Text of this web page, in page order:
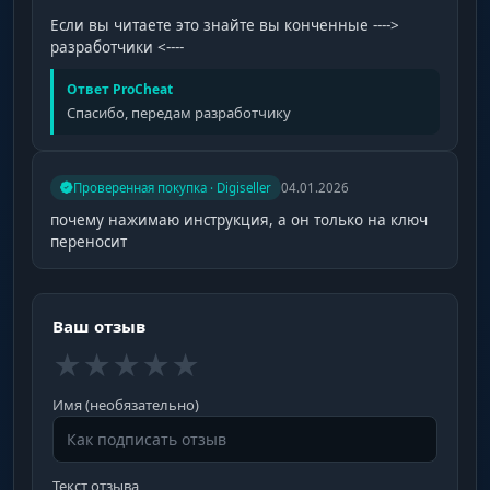
сохранение позиции найденного тайника в
конфиг
Deploy Distance
дальность прорисовки объектов
Traps (Ловушки)
Turrets
Если вы читаете это знайте вы конченные ---->
разработчики <----
Ответ ProCheat
Спасибо, передам разработчику
Проверенная покупка · Digiseller 04.01.2026
почему нажимаю инструкция, а он только на ключ
переносит
Ваш отзыв
★★★★★
Имя (необязательно)
Текст отзыва